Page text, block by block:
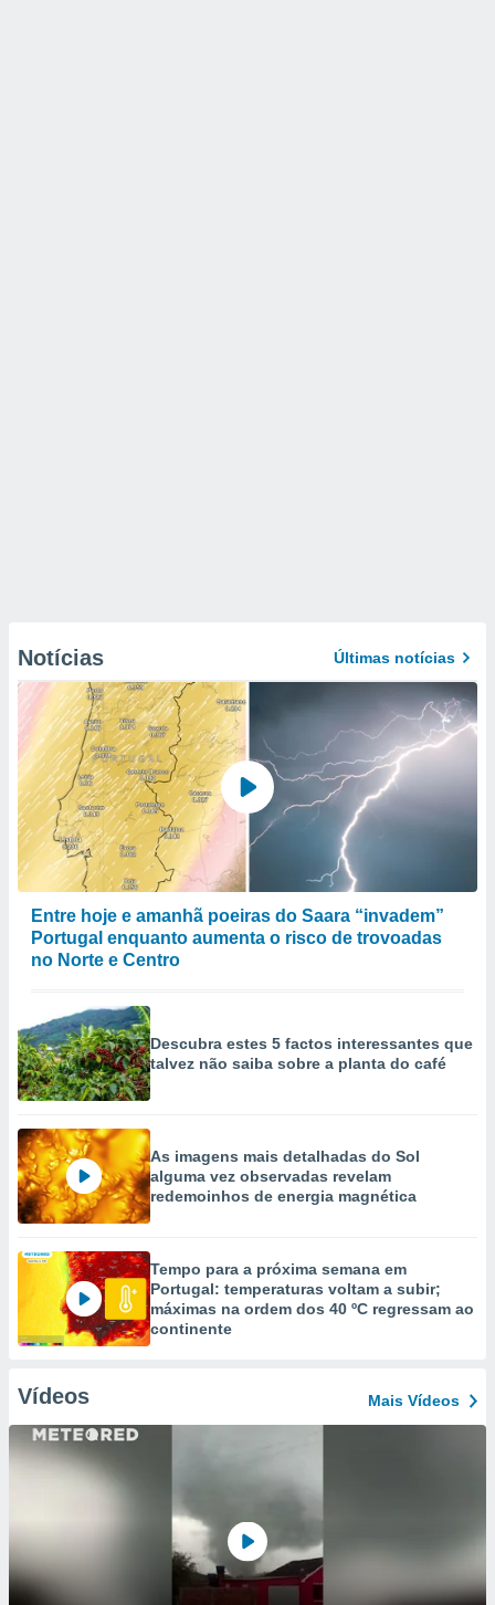
Notícias Últimas notícias
Entre hoje e amanhã poeiras do Saara “invadem”
Portugal enquanto aumenta o risco de trovoadas
no Norte e Centro
Descubra estes 5 factos interessantes que
talvez não saiba sobre a planta do café
As imagens mais detalhadas do Sol
alguma vez observadas revelam
redemoinhos de energia magnética
Tempo para a próxima semana em
Portugal: temperaturas voltam a subir;
máximas na ordem dos 40 ºC regressam ao
continente
Vídeos Mais Vídeos